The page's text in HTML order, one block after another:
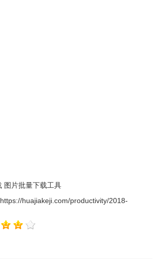
图片批量下载工具
https://huajiakeji.com/productivity/2018-